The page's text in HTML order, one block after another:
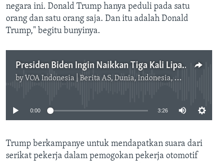
negara ini. Donald Trump hanya peduli pada satu
orang dan satu orang saja. Dan itu adalah Donald
Trump," begitu bunyinya.
Presiden Biden Ingin Naikkan Tiga Kali Lipat Tarif Baja China
by VOA Indonesia | Berita AS, Dunia, Indonesia, Diaspora Indonesia di AS
No media source currently available
0:00 3:26
Trump berkampanye untuk mendapatkan suara dari
serikat pekerja dalam pemogokan pekerja otomotif